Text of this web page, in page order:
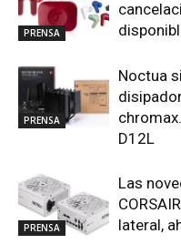
PRENSA
PRENSA
Noctua
D12L
PRENSA
Las
lateral,